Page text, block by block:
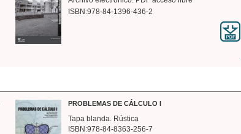
ISBN:978-84-1396-436-2
PROBLEMAS DE CÁLCULO I
Tapa blanda. Rústica
ISBN:978-84-8363-256-7